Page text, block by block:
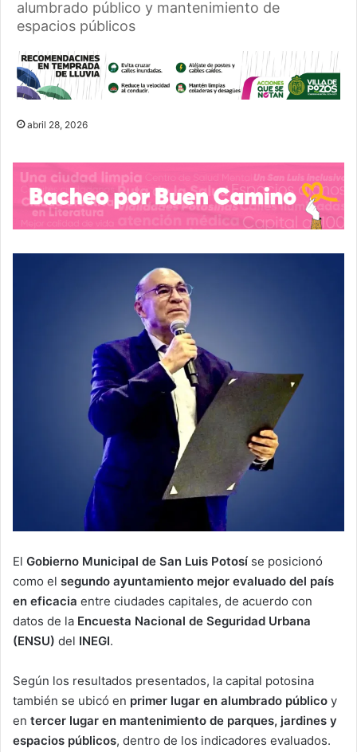
alumbrado público y mantenimiento de
espacios públicos
abril 28, 2026
El Gobierno Municipal de San Luis Potosí se posicionó
como el segundo ayuntamiento mejor evaluado del país
en eficacia entre ciudades capitales, de acuerdo con
datos de la Encuesta Nacional de Seguridad Urbana
(ENSU) del INEGI.
Según los resultados presentados, la capital potosina
también se ubicó en primer lugar en alumbrado público y
en tercer lugar en mantenimiento de parques, jardines y
espacios públicos, dentro de los indicadores evaluados.